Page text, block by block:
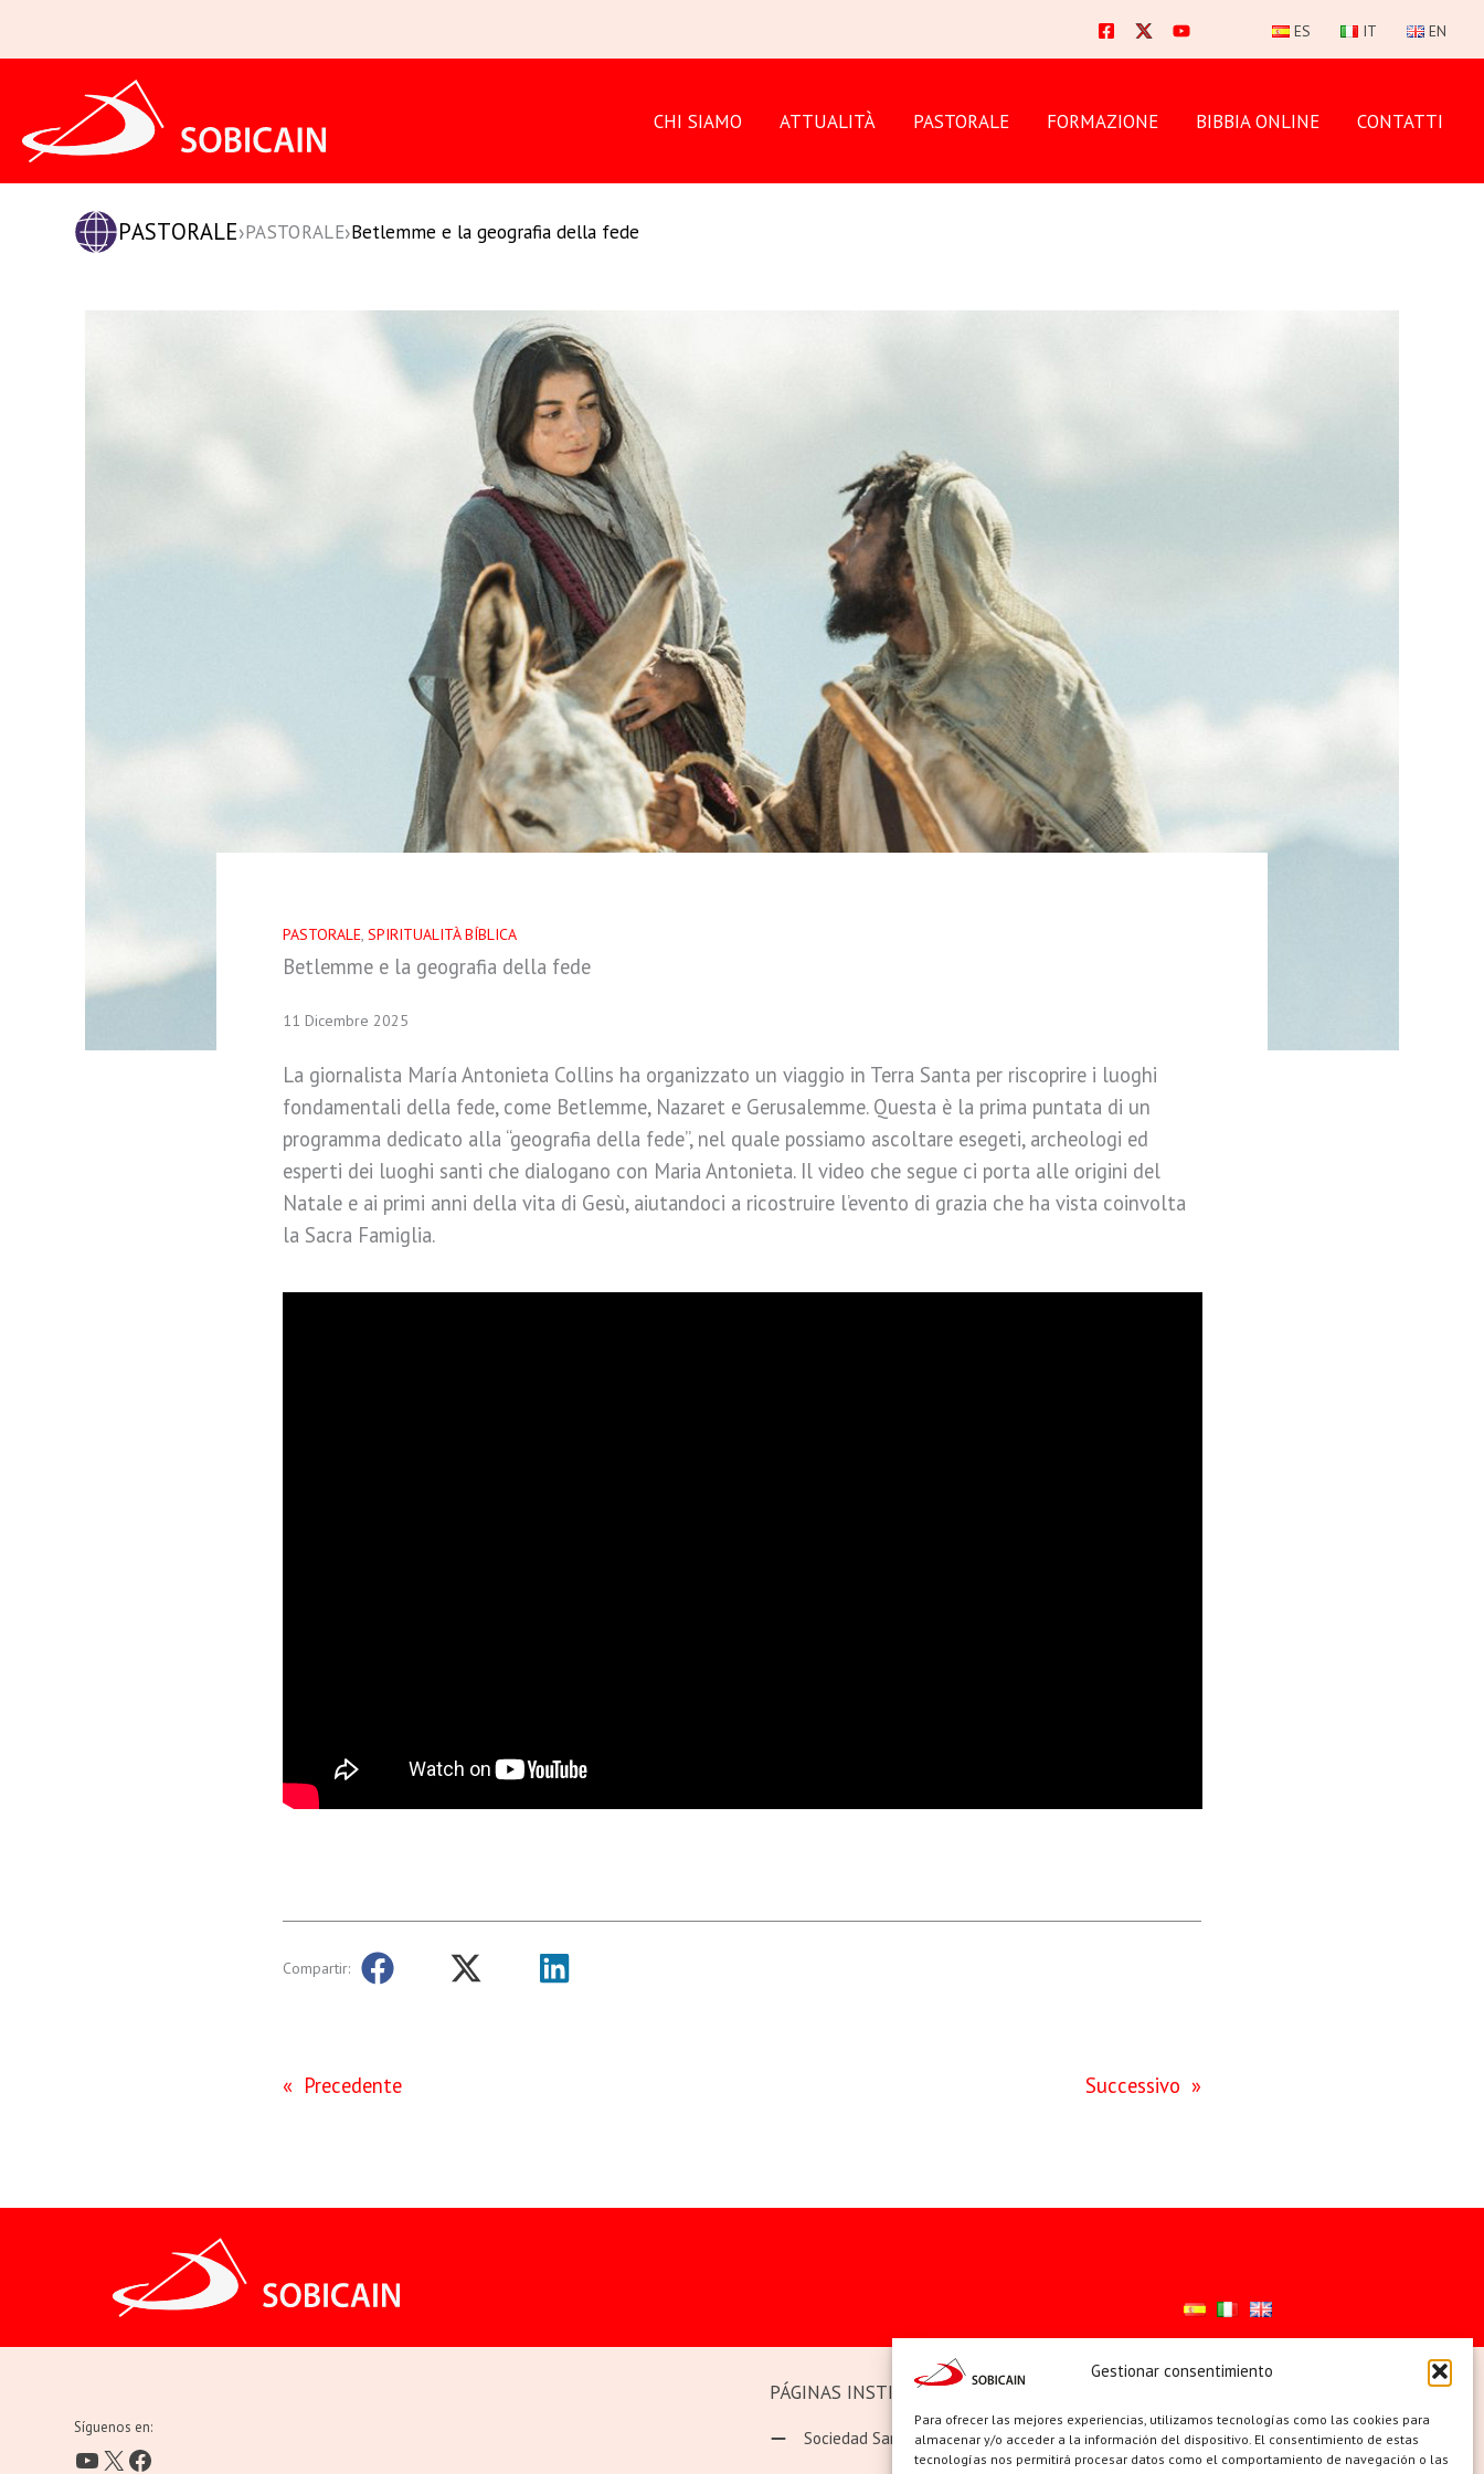
Gestionar consentimiento
Para ofrecer las mejores experiencias, utilizamos tecnologías como las cookies para
almacenar y/o acceder a la información del dispositivo. El consentimiento de estas
tecnologías nos permitirá procesar datos como el comportamiento de navegación o las
ES IT EN
CHI SIAMO ATTUALITÀ PASTORALE FORMAZIONE BIBBIA ONLINE CONTATTI
PASTORALE›PASTORALE›Betlemme e la geografia della fede
PASTORALE, SPIRITUALITÀ BÍBLICA
Betlemme e la geografia della fede
11 Dicembre 2025
La giornalista María Antonieta Collins ha organizzato un viaggio in Terra Santa per riscoprire i luoghi
fondamentali della fede, come Betlemme, Nazaret e Gerusalemme. Questa è la prima puntata di un
programma dedicato alla “geografia della fede”, nel quale possiamo ascoltare esegeti, archeologi ed
esperti dei luoghi santi che dialogano con Maria Antonieta. Il video che segue ci porta alle origini del
Natale e ai primi anni della vita di Gesù, aiutandoci a ricostruire l’evento di grazia che ha vista coinvolta
la Sacra Famiglia.
Compartir:
« Precedente Successivo »
Síguenos en:
YouTube
X Facebook
PÁGINAS INSTITUCIONALES
Sociedad San Pablo